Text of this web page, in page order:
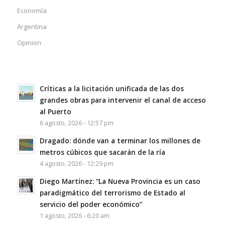
Economía
Argentina
Opinion
Críticas a la licitación unificada de las dos
grandes obras para intervenir el canal de acceso
al Puerto
6 agosto, 2026 - 12:57 pm
Dragado: dónde van a terminar los millones de
metros cúbicos que sacarán de la ría
4 agosto, 2026 - 12:29 pm
Diego Martínez: “La Nueva Provincia es un caso
paradigmático del terrorismo de Estado al
servicio del poder económico”
1 agosto, 2026 - 6:20 am